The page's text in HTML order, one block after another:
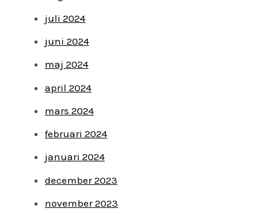
juli 2024
juni 2024
maj 2024
april 2024
mars 2024
februari 2024
januari 2024
december 2023
november 2023